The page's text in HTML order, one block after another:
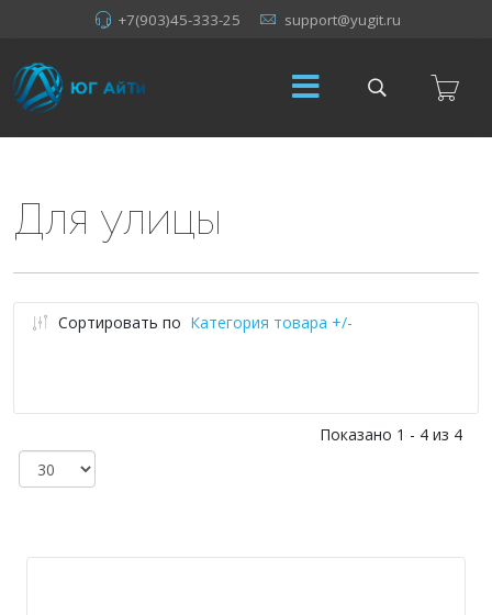
+7(903)45-333-25 support@yugit.ru
Для улицы
Сортировать по Категория товара +/-
Показано 1 - 4 из 4